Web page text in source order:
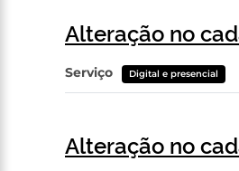
Alteração no
Serviço Digital e presencial
Alteração no